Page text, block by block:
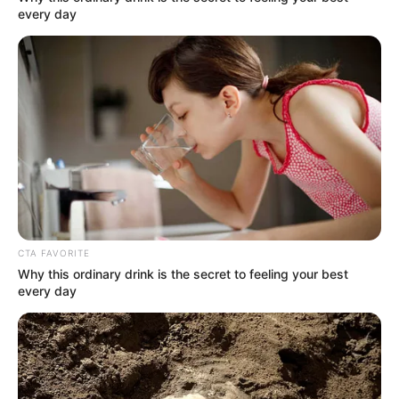
A két esztendővel idősebb szerelme – akivel éppen
az esküvői meghívóikat kézbesítették a baleset
every day
CTA FAVORITE
Why this ordinary drink is the secret to feeling your best
every day